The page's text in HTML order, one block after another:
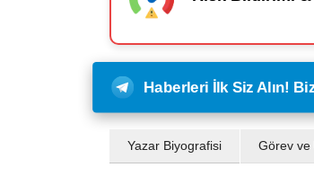
Haberleri İlk Siz Alın!
Yazar Biyografisi Görev ve